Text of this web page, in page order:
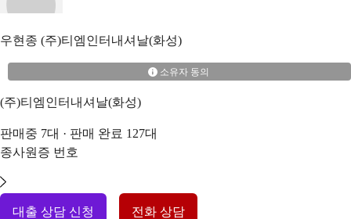
우현종 (주)티엠인터내셔날(화성)
소유자 동의
(주)티엠인터내셔날(화성)
판매중 7대 · 판매 완료 127대
종사원증 번호
대출 상담 신청 전화 상담